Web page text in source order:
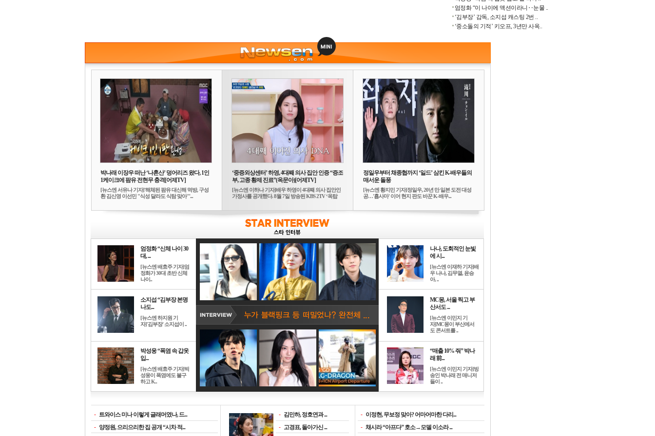
엄정화 “이 나이에 액션이라니‥눈물 ..
‘김부장’ 감독, 소지섭 캐스팅 2번 ..
‘중소돌의 기적’ 키오프, 3년만 사옥..
박나래 이장우 떠난 ‘나혼산’ 덩어리즈 왔다, 1인
1케이크에 팜유 전현무 충격[어제TV]
[뉴스엔 서유나 기자]'해체된 팜유 대신해 먹방, 구성
환 김신영 이선민 "식성 달라도 식탐 맞아"'...
‘중증외상센터’ 하영, 4대째 의사 집안 인증 “증조
부, 고종 황제 진료”(옥문아)[어제TV]
[뉴스엔 이하나 기자]배우 하영이 4대째 의사 집안인
가정사를 공개했다. 8월 7일 방송된 KBS 2TV ‘옥탑
정일우부터 채종협까지 ‘일드’ 삼킨 K-배우들의
매서운 돌풍
[뉴스엔 황지민 기자]정일우, 20년 만 일본 도전 대성
공…'횹사마' 이어 현지 판도 바꾼 K-배우...
엄정화 “신체 나이 30
대, ...
[뉴스엔 배효주 기자]엄
정화가 30대 초반 신체
나이..
소지섭 “김부장 본명
나도...
[뉴스엔 하지원 기
자]'김부장' 소지섭이 ..
박성웅 “폭염 속 갑옷
입...
[뉴스엔 배효주 기자]박
성웅이 폭염에도 불구
하고 K..
나나, 도회적인 눈빛
에 시...
[뉴스엔 이재하 기자]배
우 나나, 김무열, 윤승
아, ..
MC몽, 서울 찍고 부
산서도 ...
[뉴스엔 이민지 기
자]MC몽이 부산에서
도 콘서트를 ..
“매출 10% 줘” 박나
래 前...
[뉴스엔 이민지 기자]방
송인 박나래 전 매니저
들이 ..
- 트와이스 미나 이렇게 글래머였나, 드...
- 양정원, 으리으리한 집 공개 “시차 적...
- 김민하, 정호연과 ...
- 고경표, 돌아가신 ...
- 이정현, 무보정 맞아? 어마어마한 다리...
- 채시라 “아프다” 호소→모델 이소라 ...